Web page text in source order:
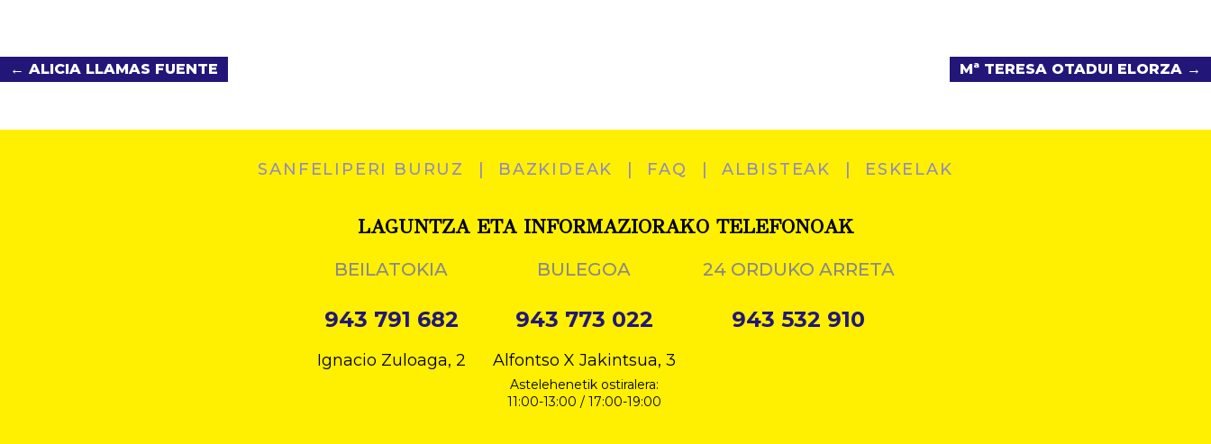
← ALICIA LLAMAS FUENTE Mª TERESA OTADUI ELORZA →
SANFELIPERI BURUZ BAZKIDEAK FAQ ALBISTEAK ESKELAK
LAGUNTZA ETA INFORMAZIORAKO TELEFONOAK
BEILATOKIA
943 791 682
Ignacio Zuloaga, 2
BULEGOA
943 773 022
Alfontso X Jakintsua, 3
Astelehenetik ostiralera:
11:00-13:00 / 17:00-19:00
24 ORDUKO ARRETA
943 532 910